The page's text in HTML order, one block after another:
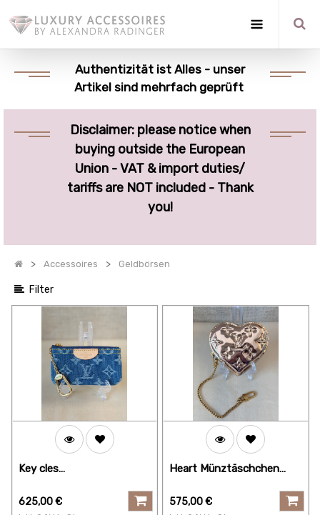
Authentizität ist Alles - unser
Artikel sind mehrfach geprüft
Disclaimer: please notice when
buying outside the European
Union - VAT & import duties/
tariffs are NOT included - Thank
you!
Accessoires Geldbörsen
Filter
Optionen
anzeigen
Kategorien
Key cles
Denim
625,00€
Heart Münztäschchen
575,00€